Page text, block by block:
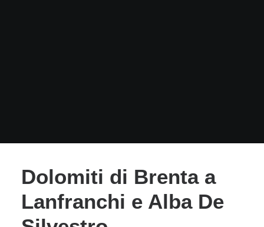
Dolomiti di Brenta a
Lanfranchi e Alba De